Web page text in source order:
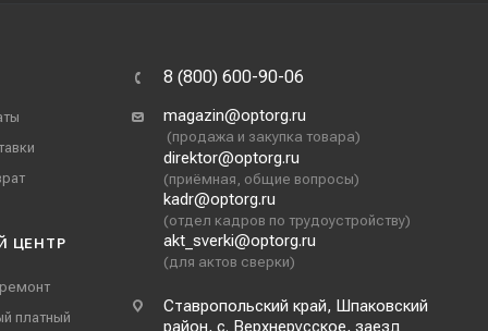
ЦЕНТР
платный
8 (800) 600-90-06
magazin@optorg.ru
(продажа и закупка товара)
direktor@optorg.ru
(приёмная, общие вопросы)
kadr@optorg.ru
(отдел кадров по трудоустройству)
akt_sverki@optorg.ru
(для актов сверки)
Ставропольский край, Шпаковский
район, с. Верхнерусское, заезд